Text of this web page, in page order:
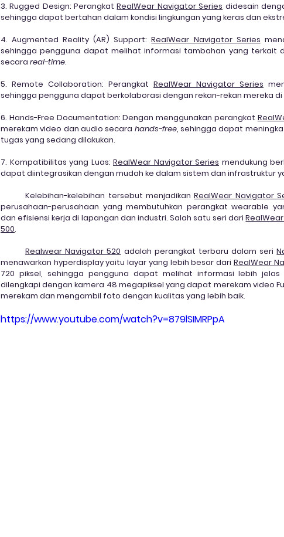
3. Rugged Design: Perangkat RealWear Navigator Series didesain
sehingga dapat bertahan dalam kondisi lingkungan yang keras dan
4. Augmented Reality (AR) Support: RealWear Navigator Series
sehingga pengguna dapat melihat informasi tambahan yang terkait
secara real-time.
5. Remote Collaboration: Perangkat RealWear Navigator Series
sehingga pengguna dapat berkolaborasi dengan rekan-rekan mereka
6. Hands-Free Documentation: Dengan menggunakan perangkat
merekam video dan audio secara hands-free, sehingga dapat
tugas yang sedang dilakukan.
7. Kompatibilitas yang Luas: RealWear Navigator Series mendukung
dapat diintegrasikan dengan mudah ke dalam sistem dan infrastruktur
Kelebihan-kelebihan tersebut menjadikan RealWear Navigator
perusahaan-perusahaan yang membutuhkan perangkat wearable
dan efisiensi kerja di lapangan dan industri. Salah satu seri dari
500.
Realwear Navigator 520 adalah perangkat terbaru dalam seri
menawarkan hyperdisplay yaitu layar yang lebih besar dari RealWear
720 piksel, sehingga pengguna dapat melihat informasi lebih
dilengkapi dengan kamera 48 megapiksel yang dapat merekam video
merekam dan mengambil foto dengan kualitas yang lebih baik.
https://www.youtube.com/watch?v=879lSIMRPpA